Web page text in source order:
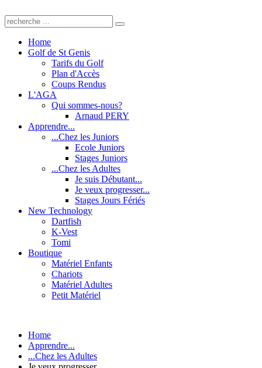
Home
Golf de St Genis
Tarifs du Golf
Plan d'Accès
Coups Rendus
L'AGA
Qui sommes-nous?
Arnaud PERY
Apprendre...
...Chez les Juniors
Ecole Juniors
Stages Juniors
...Chez les Adultes
Je suis Débutant...
Je veux progresser...
Stages Jours Fériés
New Technology
Dartfish
K-Vest
Tomi
Boutique
Matériel Enfants
Chariots
Matériel Adultes
Petit Matériel
Home
Apprendre...
...Chez les Adultes